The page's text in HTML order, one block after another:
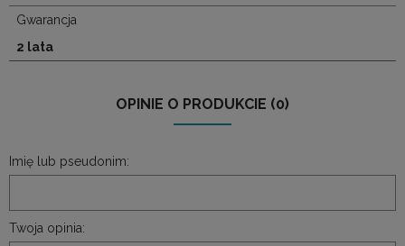
Gwarancja
2 lata
OPINIE O PRODUKCIE (0)
Imię lub pseudonim:
Twoja opinia: